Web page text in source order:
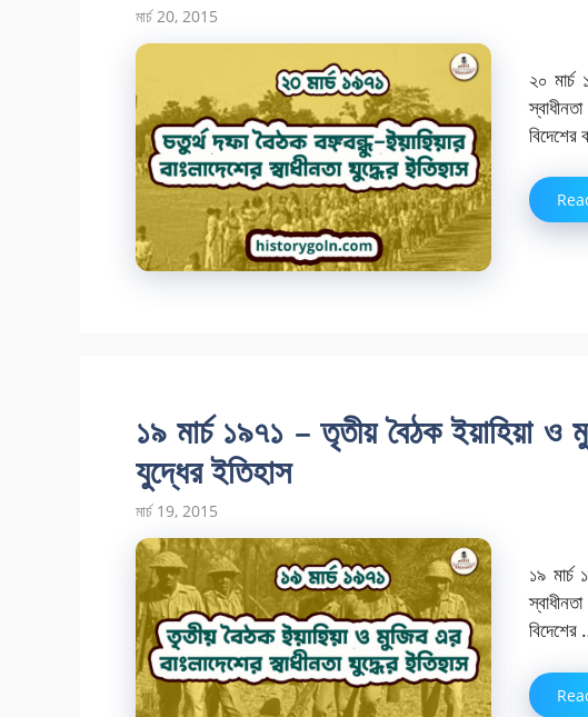
মার্চ 20, 2015
২০ মার্চ
১৯ মার্চ ১৯৭১ – তৃতীয় বৈঠক ইয়াহিয়া ও
যুদ্ধের ইতিহাস
মার্চ 19, 2015
১৯
বিদেশের